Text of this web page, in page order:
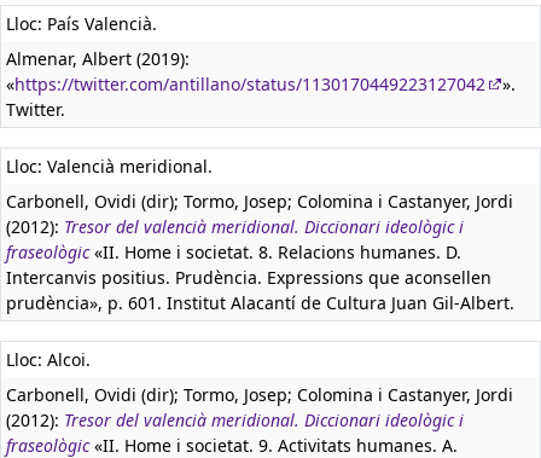
Lloc: País Valencià.
Almenar, Albert (2019):
«https://twitter.com/antillano/status/1130170449223127042
».
Twitter.
Lloc: Valencià meridional.
Carbonell, Ovidi (dir); Tormo, Josep; Colomina i Castanyer, Jordi
(2012): Tresor del valencià meridional. Diccionari ideològic i
fraseològic«II. Home i societat. 8. Relacions humanes. D.
Intercanvis positius. Prudència. Expressions que aconsellen
prudència», p. 601. Institut Alacantí de Cultura Juan Gil-Albert.
Lloc: Alcoi.
Carbonell, Ovidi (dir); Tormo, Josep; Colomina i Castanyer, Jordi
(2012): Tresor del valencià meridional. Diccionari ideològic i
fraseològic«II. Home i societat. 9. Activitats humanes. A.